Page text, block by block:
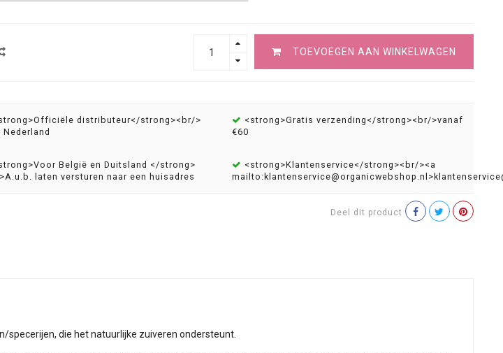
TOEVOEGEN AAN WINKELWAGEN
distributeur</strong><br/>
Nederland
<strong>Gratis verzending</strong><br/>vanaf
€60
België en Duitsland </strong>
laten versturen naar een huisadres
<strong>Klantenservice</strong><br/><a
mailto: klantenservice@organicwebshop.nl >
Deel dit product
specerijen, die het natuurlijke zuiveren ondersteunt.